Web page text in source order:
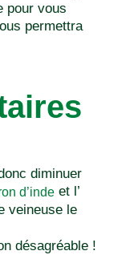
pour vous
permettra
diminuer
d’indeet l’
veineuse le
désagréable !